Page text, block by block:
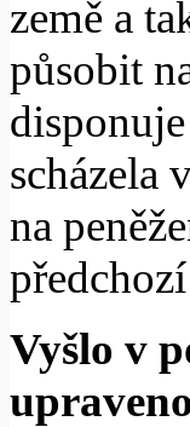
země a
působit
scházela
na
Vyšlo v